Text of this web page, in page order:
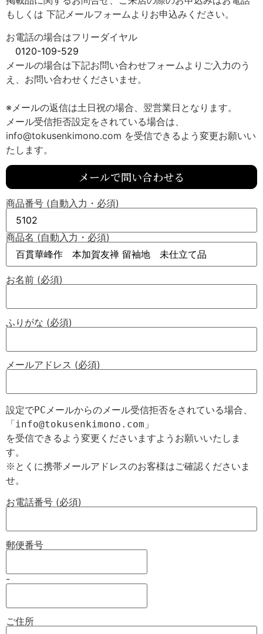
もしくは 下記メールフォームよりお申込みください。
お電話の場合はフリーダイヤル
0120-109-529
メールの場合は下記お問い合わせフォームよりご入力のう
え、お問い合わせくださいませ。
※メールの返信は土日祝の場合、翌営業日となります。
メール受信拒否設定をされている場合は、
info@tokusenkimono.com を受信できるよう変更お願いい
たします。
メールで問い合わせる
商品番号 (自動入力・必須)
商品名 (自動入力・必須)
お名前 (必須)
ふりがな (必須)
メールアドレス (必須)
設定でPCメールからのメール受信拒否をされている場合、
「info@tokusenkimono.com」
を受信できるよう変更くださいますようお願いいたしま
す。
※とくに携帯メールアドレスのお客様はご確認くださいま
お電話番号 (必須)
郵便番号
-
ご住所